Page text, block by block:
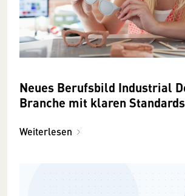
Neues Berufsbild Industrial
Branche mit klaren Standards
Weiterlesen